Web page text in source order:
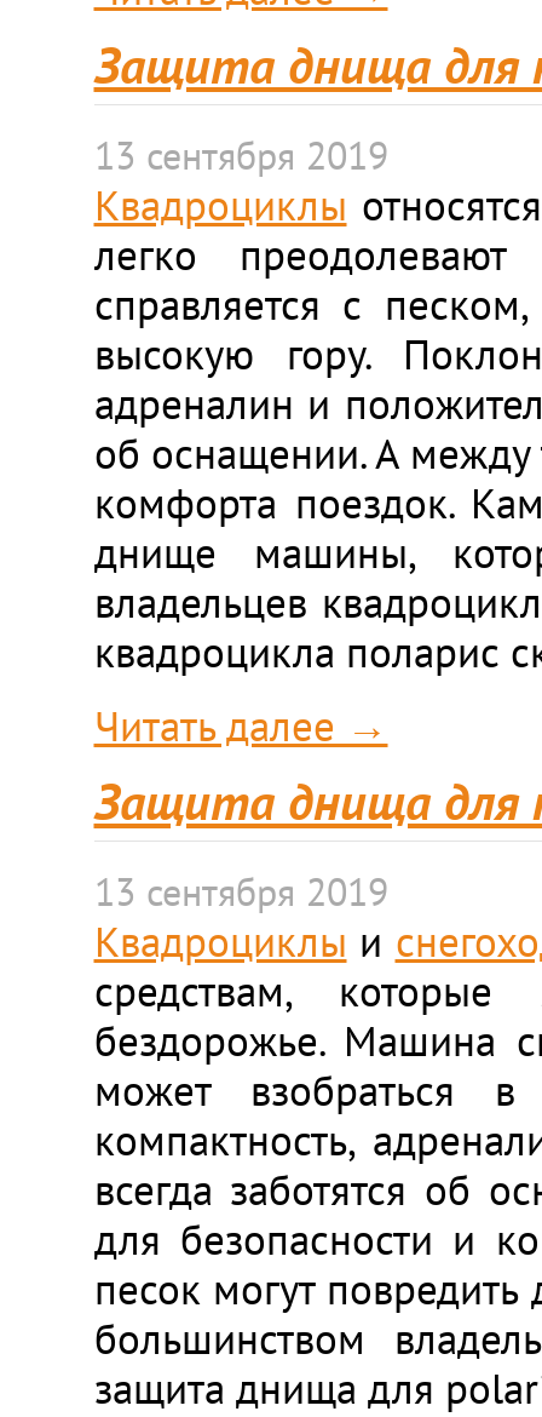
Защита днища для
13 сентября 2019
Квадроциклы
легко
справляется с
высокую гору.
адреналин и
об оснащении. А между
комфорта поездок.
днище машины,
владельцев
квадроцикла поларис
Читать далее →
Защита днища для
13 сентября 2019
Квадроциклы и
средствам,
бездорожье. Машина
может взобраться
компактность,
всегда заботятся об
для безопасности и
песок могут
большинством
защита днища для